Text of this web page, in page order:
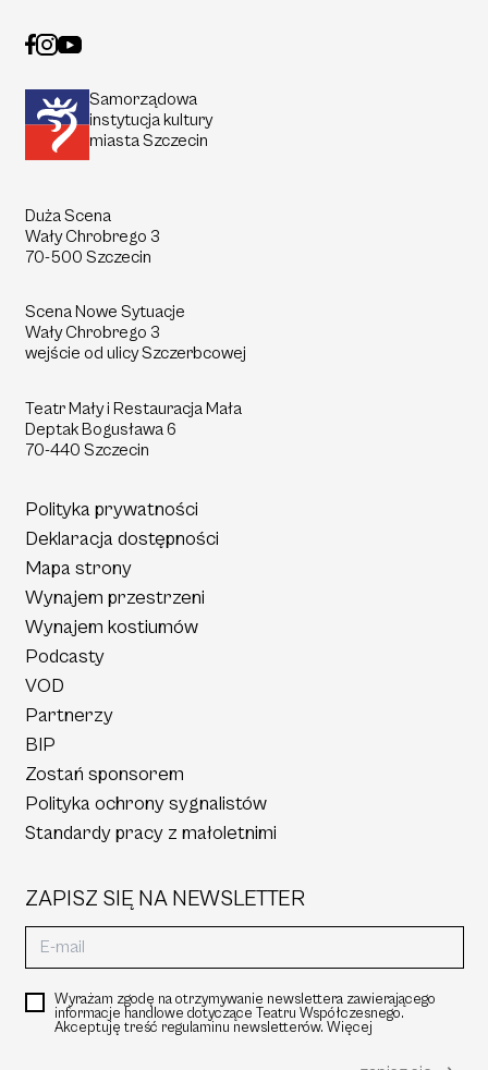
Samorządowa
instytucja kultury
miasta Szczecin
Duża Scena
Wały Chrobrego 3
70-500 Szczecin
Scena Nowe Sytuacje
Wały Chrobrego 3
wejście od ulicy Szczerbcowej
Teatr Mały i Restauracja Mała
DeptakBogusława 6
70-440 Szczecin
Polityka prywatności
Deklaracja dostępności
Mapa strony
Wynajem przestrzeni
Wynajem kostiumów
Podcasty
VOD
Partnerzy
BIP
Zostań sponsorem
Polityka ochrony sygnalistów
Standardy pracy z małoletnimi
ZAPISZ SIĘ NA NEWSLETTER
Wyrażam zgodę na otrzymywanie newslettera zawierającego
informacje handlowe dotyczące Teatru Współczesnego.
Akceptuję treść regulaminu newsletterów. Więcej